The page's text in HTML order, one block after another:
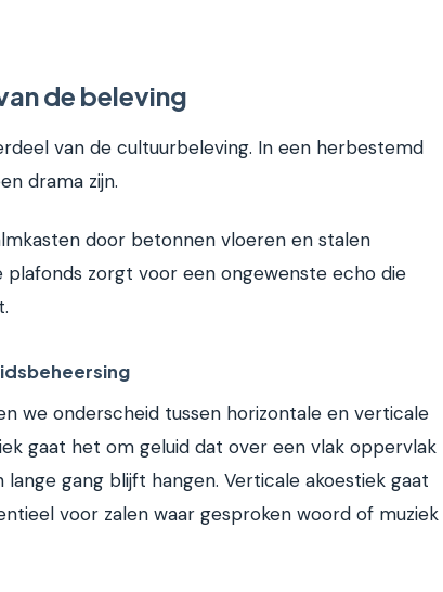
de beleving
van de cultuurbeleving. In een herbestemd
drama zijn.
door betonnen vloeren en stalen
plafonds zorgt voor een ongewenste echo die
we onderscheid tussen horizontale en verticale
gaat het om geluid dat over een vlak oppervlak
gang blijft hangen. Verticale akoestiek gaat
voor zalen waar gesproken woord of muziek